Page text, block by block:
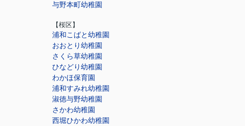
与野本町幼稚園
【桜区】
浦和こばと幼稚園
おおとり幼稚園
さくら草幼稚園
ひなどり幼稚園
わかほ保育園
浦和すみれ幼稚園
淑徳与野幼稚園
さかわ幼稚園
西堀ひかわ幼稚園